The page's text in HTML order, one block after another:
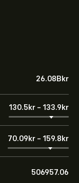
26.08B‎kr‎
130.5‎kr‎ - 133.9‎kr‎
70.09‎kr‎ - 159.8‎kr‎
506957.06